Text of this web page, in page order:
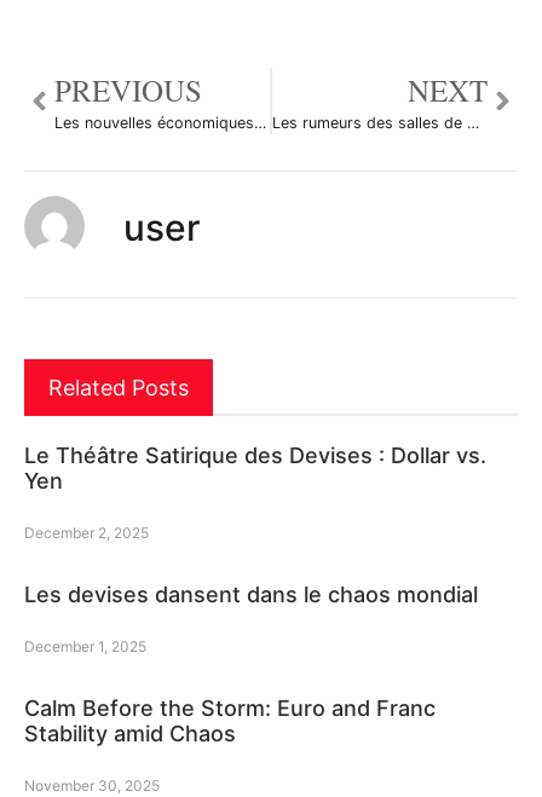
PREVIOUS
Les nouvelles économiques du 6 février 2012
NEXT
Les rumeurs des salles de marché du 6 février 2012
user
Related Posts
Le Théâtre Satirique des Devises : Dollar vs.
Yen
December 2, 2025
Les devises dansent dans le chaos mondial
December 1, 2025
Calm Before the Storm: Euro and Franc
Stability amid Chaos
November 30, 2025